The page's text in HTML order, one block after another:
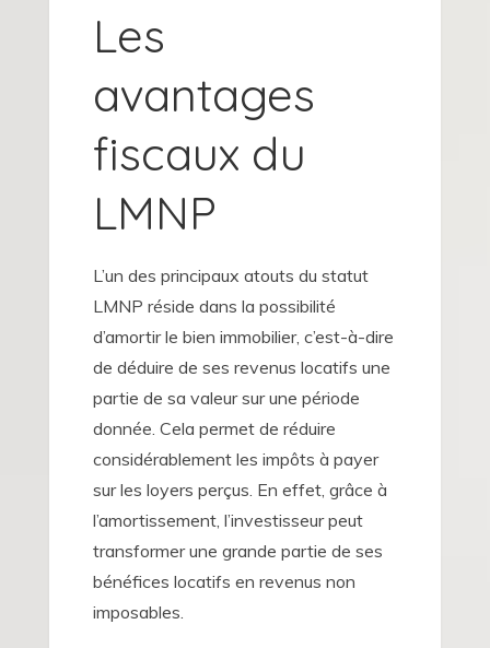
Les
avantages
fiscaux du
LMNP
L’un des principaux atouts du statut
LMNP réside dans la possibilité
d’amortir le bien immobilier, c’est-à-dire
de déduire de ses revenus locatifs une
partie de sa valeur sur une période
donnée. Cela permet de réduire
considérablement les impôts à payer
sur les loyers perçus. En effet, grâce à
l’amortissement, l’investisseur peut
transformer une grande partie de ses
bénéfices locatifs en revenus non
imposables.